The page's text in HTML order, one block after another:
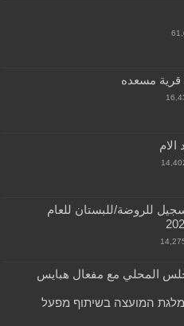
قرية مسعده
الام
للروضة/للبستان للعام
المحلي مع مفعال هبايس
המועצה בשיתוף מפעל